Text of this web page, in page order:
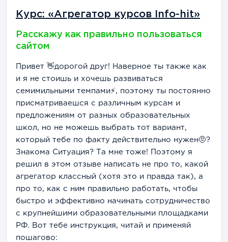
Курс: «Агрегатор курсов Info-hit»
Расскажу как правильно пользоваться
сайтом
Привет 👋дорогой друг! Наверное ты также как
и я не стоишь и хочешь развиваться
семимильными темпами⚡, поэтому ты постоянно
присматриваешся с различным курсам и
предложениям от разных образовательных
школ, но не можешь выбрать тот вариант,
который тебе по факту действительно нужен🤨?
Знакома Ситуация? Та мне тоже! Поэтому я
решил в этом отзыве написать не про то, какой
агрегатор классный (хотя это и правда так), а
про то, как с ним правильно работать, чтобы
быстро и эффективно начинать сотрудничество
с крупнейшими образовательными площадками
РФ. Вот тебе инструкция, читай и применяй
пошагово: